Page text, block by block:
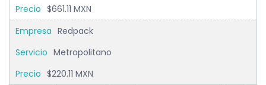
$661.11 MXN
Redpack
Metropolitano
$220.11 MXN